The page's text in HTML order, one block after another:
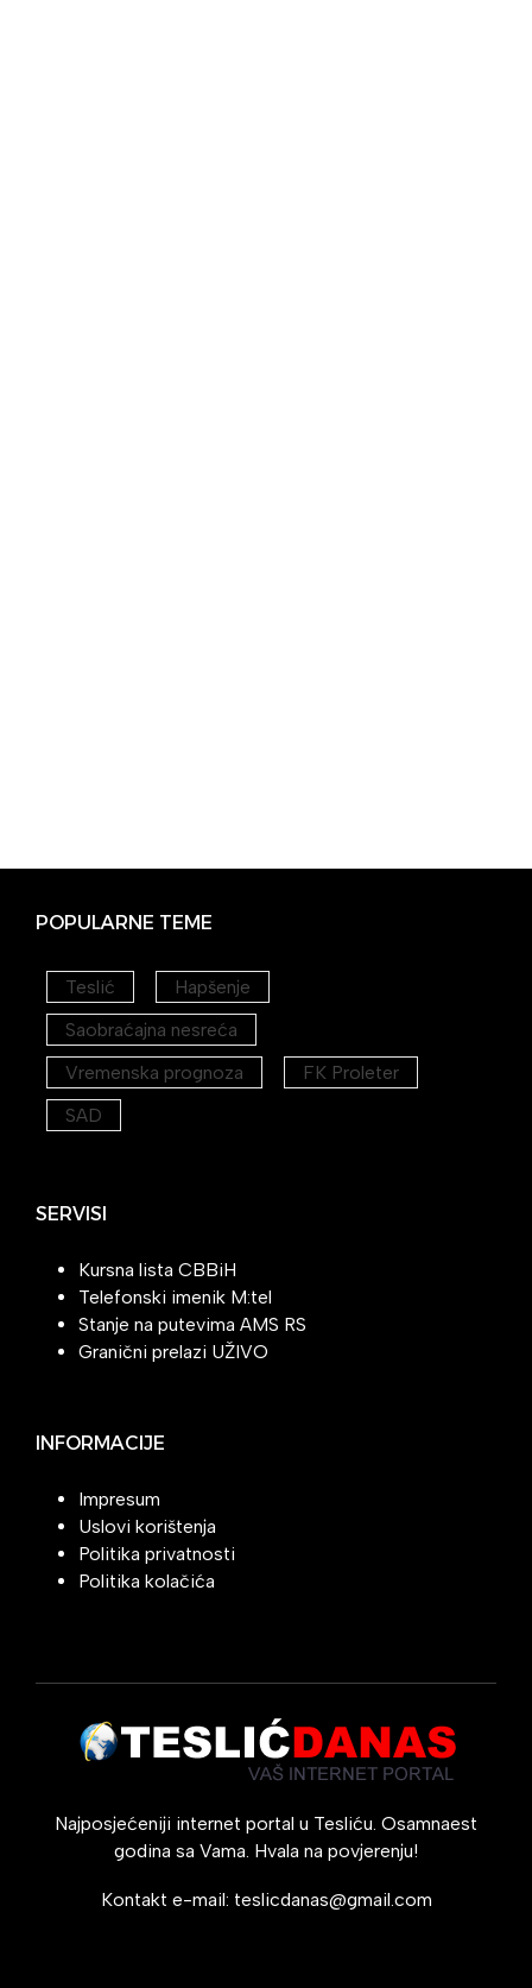
POPULARNE TEME
Teslić
Hapšenje
Saobraćajna nesreća
Vremenska prognoza
FK Proleter
SAD
SERVISI
Kursna lista CBBiH
Telefonski imenik M:tel
Stanje na putevima AMS RS
Granični prelazi UŽIVO
INFORMACIJE
Impresum
Uslovi korištenja
Politika privatnosti
Politika kolačića
Najposjećeniji internet portal u Tesliću. Osamnaest
godina sa Vama. Hvala na povjerenju!
Kontakt e-mail: teslicdanas@gmail.com